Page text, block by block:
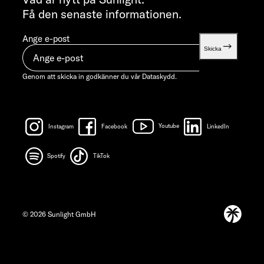
Få den senaste informationen.
Ange e-post
Skicka
Genom att skicka in godkänner du vår Dataskydd.
Instagram Facebook Youtube LinkedIn
Spotify TikTok
© 2026 Sunlight GmbH